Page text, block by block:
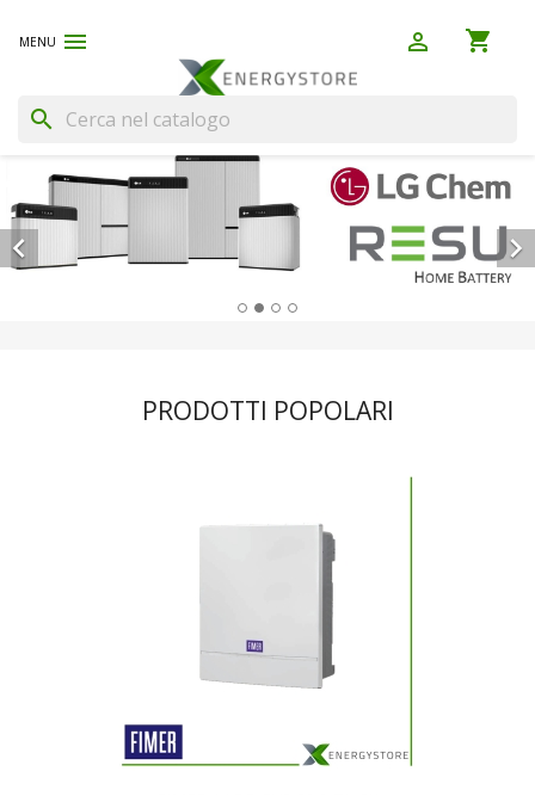
 shopping_cart

search
 
PRODOTTI POPOLARI